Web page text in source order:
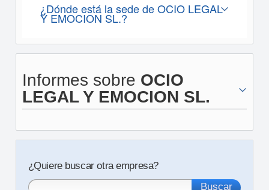
¿Dónde está la sede de OCIO LEGAL
Y EMOCION SL.?
Informes sobre OCIO
LEGAL Y EMOCION SL.
¿Quiere buscar otra empresa?